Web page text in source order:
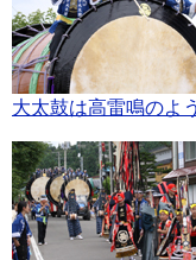
大太鼓は高雷鳴のよ